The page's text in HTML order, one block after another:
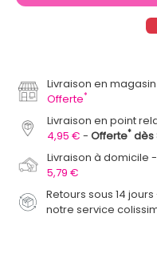
Livraison en magasin
Offerte*
Livraison en point
4,95 €
Offerte* dès
Livraison à domicile
5,79 €
Retours sous 14
notre service